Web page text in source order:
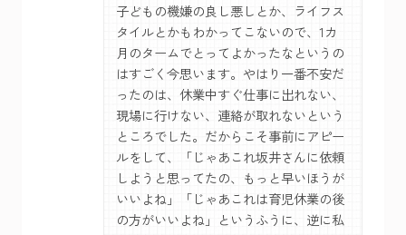
子どもの機嫌の良し悪しとか、ライフス
タイルとかもわかってこないので、1カ
月のタームでとってよかったなというの
はすごく今思います。やはり一番不安だ
ったのは、休業中すぐ仕事に出れない、
現場に行けない、連絡が取れないという
ところでした。だからこそ事前にアピー
ルをして、「じゃあこれ坂井さんに依頼
しようと思ってたの、もっと早いほうが
いいよね」「じゃあこれは育児休業の後
の方がいいよね」というふうに、逆に私